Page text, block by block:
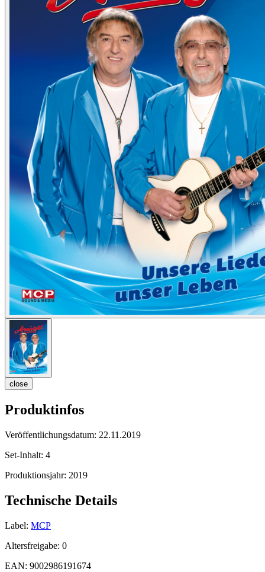
close
Produktinfos
Veröffentlichungsdatum: 22.11.2019
Set-Inhalt: 4
Produktionsjahr: 2019
Technische Details
Label: MCP
Altersfreigabe: 0
EAN: 9002986191674